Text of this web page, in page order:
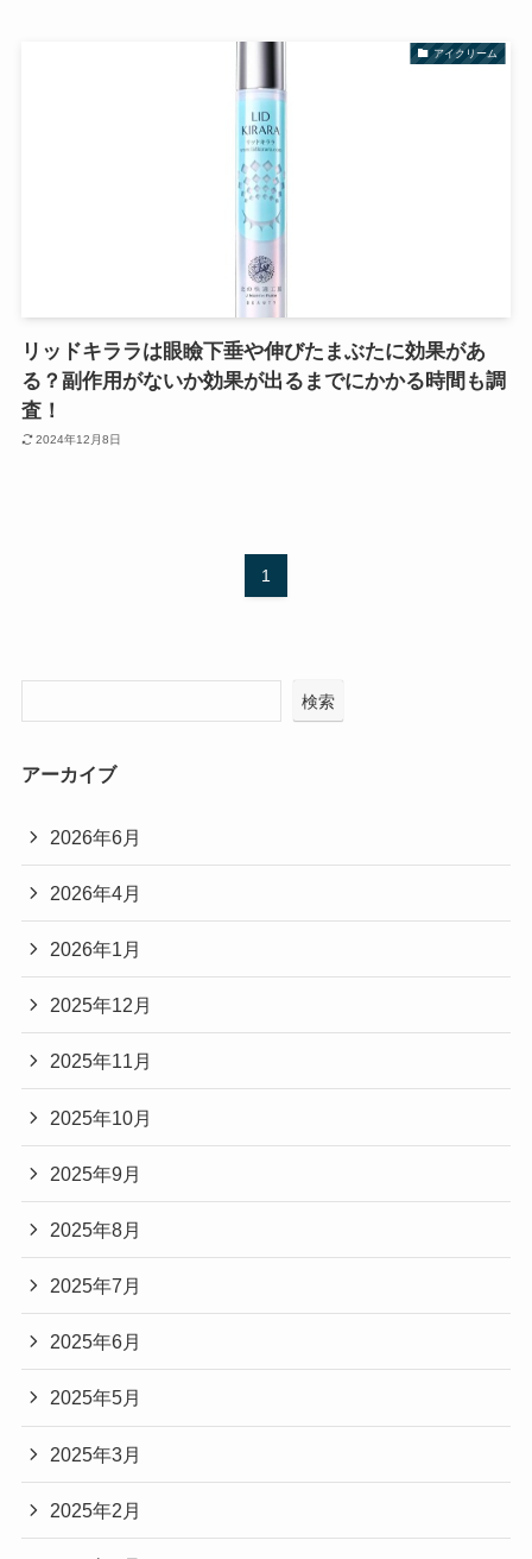
アイクリーム
リッドキララは眼瞼下垂や伸びたまぶたに効果があ
る？副作用がないか効果が出るまでにかかる時間も調
査！
2024年12月8日
1
検索
アーカイブ
2026年6月
2026年4月
2026年1月
2025年12月
2025年11月
2025年10月
2025年9月
2025年8月
2025年7月
2025年6月
2025年5月
2025年3月
2025年2月